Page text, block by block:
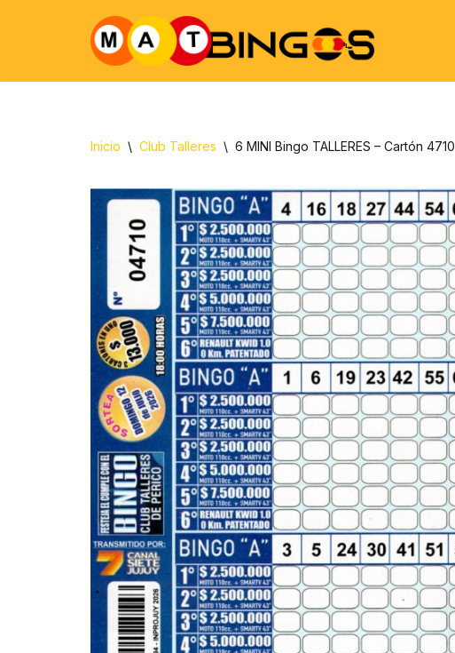
al
Inicio \ Club Talleres \ 6 MINI Bingo TALLERES – Cartón 4710